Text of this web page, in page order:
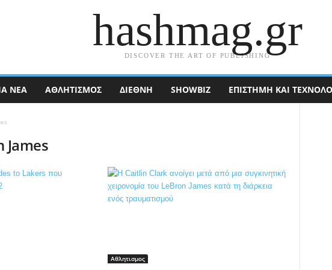
hashmag.gr
DISCOVER THE ART OF PUBLISHING
ΝΈΑ ΑΘΛΗΤΙΣΜΟΣ ΔΙΕΘΝΉ SHOWBIZ ΕΠΙΣΤΉΜΗ ΚΑΙ
James
Αθλητισμος